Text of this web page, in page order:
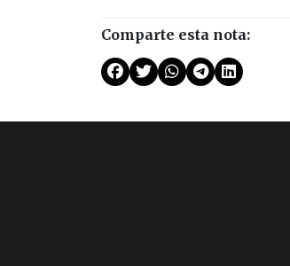
Comparte esta nota: